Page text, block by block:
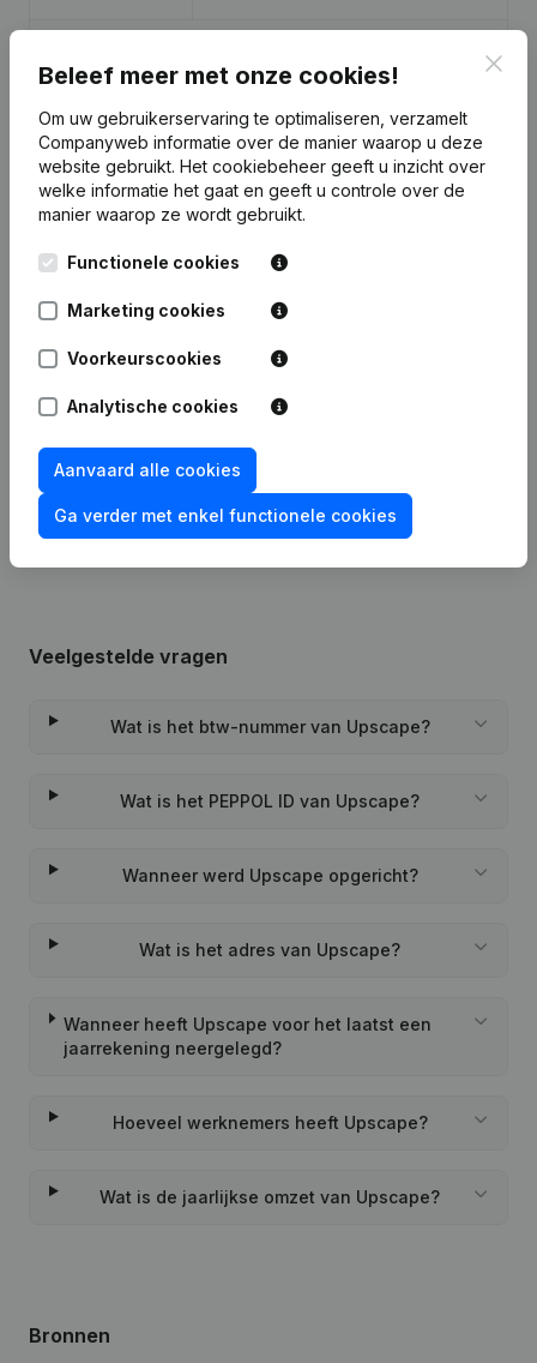
Publicatiesvan Upscape
Datum Publicatie
Statuten (Vertaling, Coördinatie,
Aandelen
02-09-2024 Maatschappelijke Zetel
Rubriek Oprichting (Nieuwe
Rechtspersoon, Opening Bijkantoor,
enz...)
Veelgestelde vragen
Wat is het btw-nummer van Upscape?
Wat is het PEPPOL ID van Upscape?
Wanneer werd Upscape opgericht?
Wat is het adres van Upscape?
Wanneer heeft Upscape voor het laatst een
jaarrekening neergelegd?
Hoeveel werknemers heeft Upscape?
Wat is de jaarlijkse omzet van Upscape?
Bronnen
Beleef meer met onze cookies!
Om uw gebruikerservaring te optimaliseren, verzamelt
Companyweb informatie over de manier waarop u deze
website gebruikt. Het cookiebeheer geeft u inzicht over
welke informatie het gaat en geeft u controle over de
manier waarop ze wordt gebruikt.
Functionele cookies
Marketing cookies
Voorkeurscookies
Analytische cookies
Aanvaard alle cookies
Ga verder met enkel functionele cookies